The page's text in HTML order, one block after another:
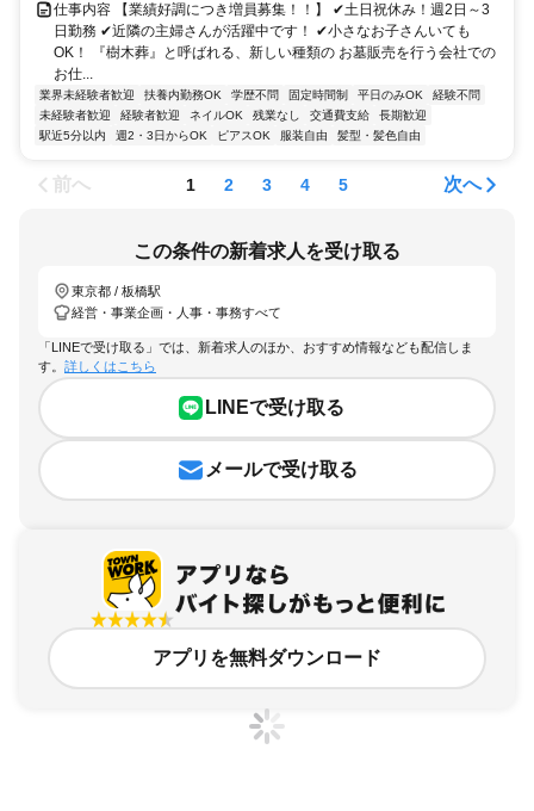
仕事内容 【業績好調につき増員募集！！】 ✔土日祝休み！週2日～3
日勤務 ✔近隣の主婦さんが活躍中です！ ✔小さなお子さんいても
OK！ 『樹木葬』と呼ばれる、新しい種類の お墓販売を行う会社での
お仕...
業界未経験者歓迎 扶養内勤務OK 学歴不問 固定時間制 平日のみOK
経験不問
未経験者歓迎
経験者歓迎 ネイルOK 残業なし 交通費支給
長期歓迎
駅近5分以内
週2・3日からOK ピアスOK 服装自由 髪型・髪色自由
前へ 1 2 3 4 5 次へ
この条件の新着求人を受け取る
東京都 / 板橋駅
経営・事業企画・人事・事務すべて
「LINEで受け取る」では、新着求人のほか、おすすめ情報なども配信しま
す。 詳しくはこちら
LINEで受け取る
メールで受け取る
アプリを無料ダウンロード